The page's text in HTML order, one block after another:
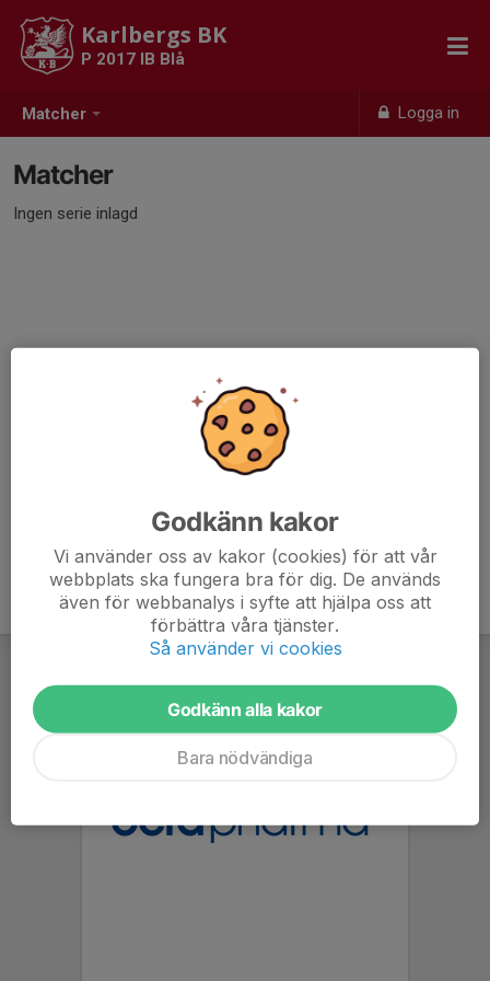
Matcher Logga in
Karlbergs BK
P 2017 IB Blå
Matcher
Ingen serie inlagd
Godkänn kakor
Vi använder oss av kakor (cookies) för att vår
webbplats ska fungera bra för dig. De används
även för webbanalys i syfte att hjälpa oss att
förbättra våra tjänster.
Så använder vi cookies
Godkänn alla kakor
Bara nödvändiga